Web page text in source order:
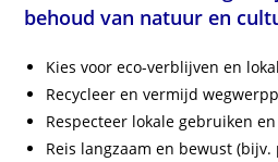
behoud van natuur en
Kies voor eco-verblijven en
Recycleer en vermijd
Respecteer lokale gebruiken
Reis langzaam en bewust